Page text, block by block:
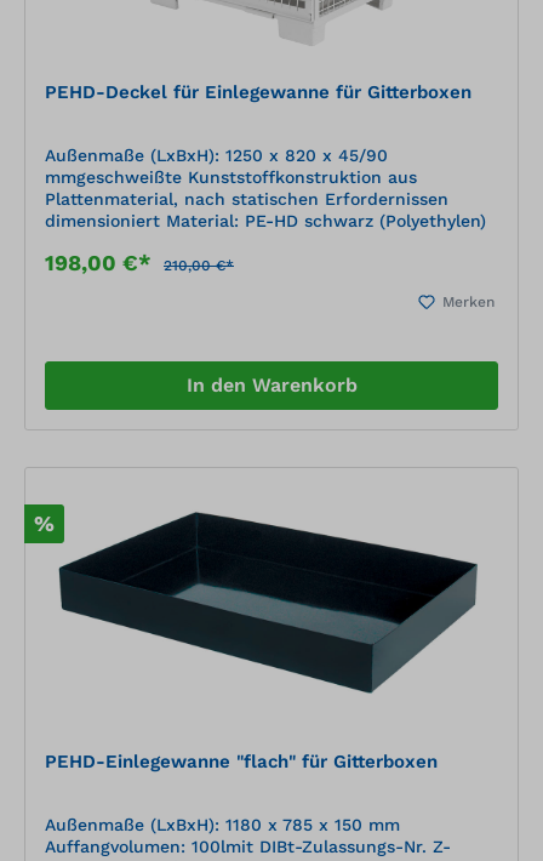
PEHD-Deckel für Einlegewanne für Gitterboxen
Außenmaße (LxBxH): 1250 x 820 x 45/90
mmgeschweißte Kunststoffkonstruktion aus
Plattenmaterial, nach statischen Erfordernissen
dimensioniert Material: PE-HD schwarz (Polyethylen)
198,00 €* 210,00 €*
Merken
In den Warenkorb
%
PEHD-Einlegewanne "flach" für Gitterboxen
Außenmaße (LxBxH): 1180 x 785 x 150 mm
Auffangvolumen: 100lmit DIBt-Zulassungs-Nr. Z-